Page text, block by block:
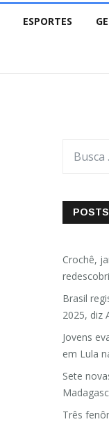
ESPORTES
Crochê,
Brasil
2025, diz
Jovens
em Lula
Sete
Três